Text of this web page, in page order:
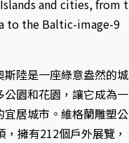
斯陸是一座綠意盎然的城
公園和花園，讓它成為一
宜居城市。維格蘭雕塑公
，擁有212個戶外展覽，